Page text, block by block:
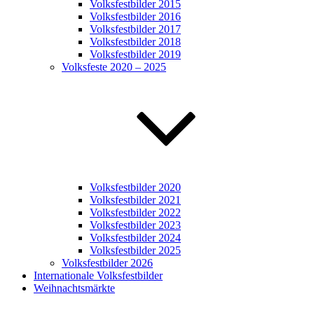
Volksfestbilder 2015
Volksfestbilder 2016
Volksfestbilder 2017
Volksfestbilder 2018
Volksfestbilder 2019
Volksfeste 2020 – 2025
Volksfestbilder 2020
Volksfestbilder 2021
Volksfestbilder 2022
Volksfestbilder 2023
Volksfestbilder 2024
Volksfestbilder 2025
Volksfestbilder 2026
Internationale Volksfestbilder
Weihnachtsmärkte